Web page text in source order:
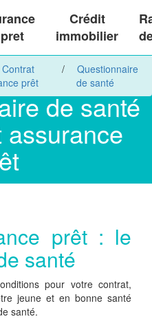
Crédit
immobilier
Contrat
prêt
Questionnaire
de santé
de santé
prêt : le
santé
pour votre contrat,
jeune et en bonne santé
santé.